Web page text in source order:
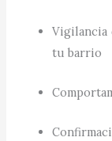
Vigilancia
tu barrio